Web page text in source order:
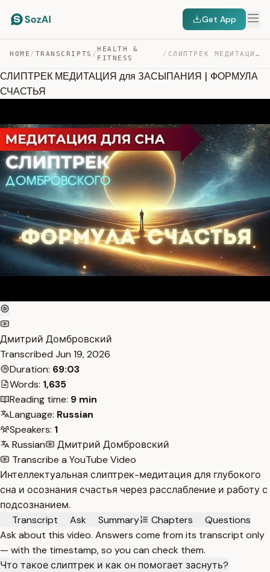
Get App
HOME / TRANSCRIPTS /
HEALTH &
FITNESS
/ СЛИПТРЕК МЕДИТАЦИЯ ДЛЯ ЗАСЫПАНИЯ | ФОРМУЛА СЧАСТЬЯ — TRANSCRIPT
СЛИПТРЕК МЕДИТАЦИЯ для ЗАСЫПАНИЯ | ФОРМУЛА
СЧАСТЬЯ
Дмитрий Домбровский
Transcribed Jun 19, 2026
Duration: 69:03
Words: 1,635
Reading time: 9 min
Language: Russian
Speakers: 1
Russian
Дмитрий Домбровский
Transcribe a YouTube Video
Интеллектуальная слиптрек-медитация для глубокого
сна и осознания счастья через расслабление и работу с
подсознанием.
Transcript
Ask Summary Chapters
Questions
Ask about this video. Answers come from its transcript only
— with the timestamp, so you can check them.
Что такое слиптрек и как он помогает заснуть?